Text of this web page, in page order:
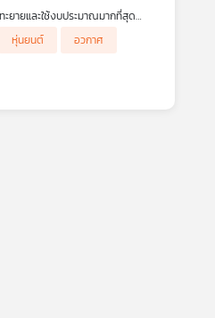
ะยายและใช้งบประมาณมากที่สุด
คนยุคปัจจุบันว่ามีอะไรอยู่บ้าง และ
หุ่นยนต์
อวกาศ